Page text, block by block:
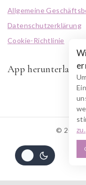
Allgemeine
Datenschutzerklärung
Cookie-Richtlinie
App herunterladen
© 2026zu.